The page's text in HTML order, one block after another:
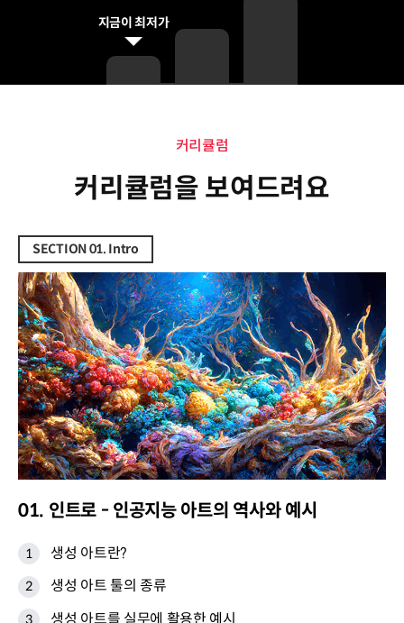
지금이 최저가
커리큘럼
커리큘럼을 보여드려요
SECTION 01. Intro
01. 인트로 - 인공지능 아트의 역사와 예시
생성 아트란?
생성 아트 툴의 종류
생성 아트를 실무에 활용한 예시